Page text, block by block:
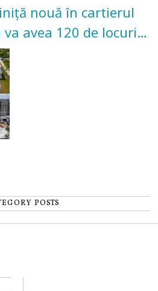
nouă în cartierul
avea 120 de locuri
POSTS